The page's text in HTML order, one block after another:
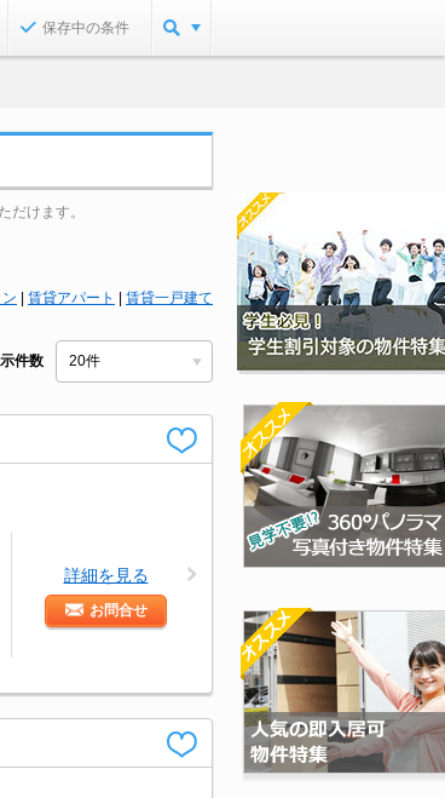
保存中の条件
だけます。
賃貸アパート 賃貸一戸建て
件数
詳細を見る
お問合せ